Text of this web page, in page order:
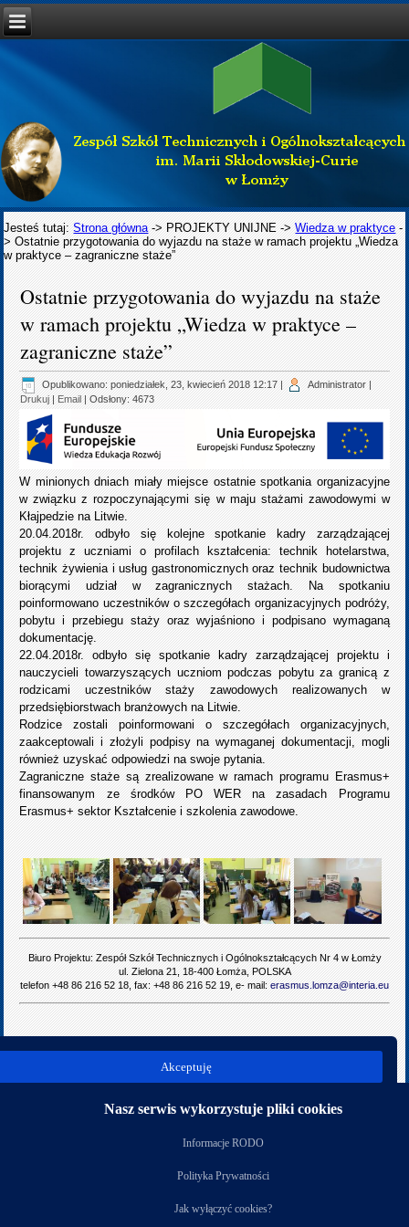
Jesteś tutaj:Strona główna -> PROJEKTY UNIJNE ->Wiedza w praktyce -
>Ostatnie przygotowania do wyjazdu na staże w ramach projektu „Wiedza
w praktyce – zagraniczne staże”
Ostatnie przygotowania do wyjazdu na staże
w ramach projektu „Wiedza w praktyce –
zagraniczne staże”
Opublikowano: poniedziałek, 23, kwiecień 2018 12:17 | Administrator |
Drukuj | Email | Odsłony: 4673
W minionych dniach miały miejsce ostatnie spotkania organizacyjne
w związku z rozpoczynającymi się w maju stażami zawodowymi w
Kłajpedzie na Litwie.
20.04.2018r. odbyło się kolejne spotkanie kadry zarządzającej
projektu z uczniami o profilach kształcenia: technik hotelarstwa,
technik żywienia i usług gastronomicznych oraz technik budownictwa
biorącymi udział w zagranicznych stażach. Na spotkaniu
poinformowano uczestników o szczegółach organizacyjnych podróży,
pobytu i przebiegu staży oraz wyjaśniono i podpisano wymaganą
dokumentację.
22.04.2018r. odbyło się spotkanie kadry zarządzającej projektu i
nauczycieli towarzyszących uczniom podczas pobytu za granicą z
rodzicami uczestników staży zawodowych realizowanych w
przedsiębiorstwach branżowych na Litwie.
Rodzice zostali poinformowani o szczegółach organizacyjnych,
zaakceptowali i złożyli podpisy na wymaganej dokumentacji, mogli
również uzyskać odpowiedzi na swoje pytania.
Zagraniczne staże są zrealizowane w ramach programu Erasmus+
finansowanym ze środków PO WER na zasadach Programu
Erasmus+ sektor Kształcenie i szkolenia zawodowe.
Biuro Projektu: Zespół Szkół Technicznych i Ogólnokształcących Nr 4 w Łomży
ul. Zielona 21, 18-400 Łomża, POLSKA
telefon +48 86 216 52 18, fax: +48 86 216 52 19, e- mail: erasmus.lomza@interia.eu
poprz.
Kategoria:Wiedza w praktyce – zagraniczne staże
Akceptuję
Nasz serwis wykorzystuje pliki cookies
Informacje RODO
Polityka Prywatności
Jak wyłączyć cookies?